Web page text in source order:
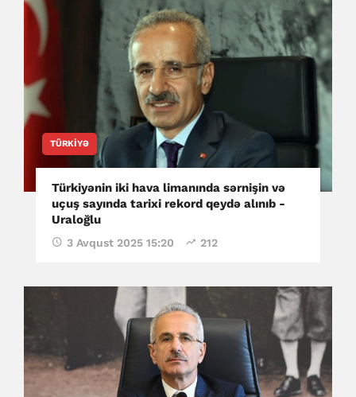
TÜRKIYƏ
Türkiyənin iki hava limanında sərnişin və
uçuş sayında tarixi rekord qeydə alınıb -
Uraloğlu
3 Avqust 2025 15:20 212